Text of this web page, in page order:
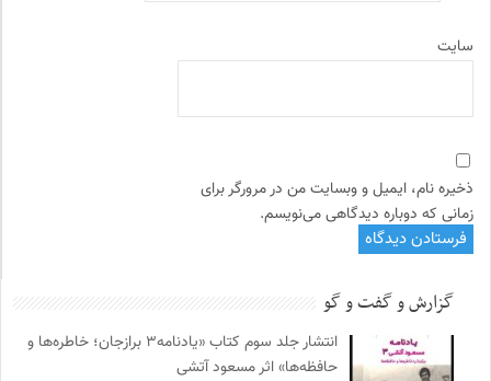
سایت
ذخیره نام، ایمیل و وبسایت من در مرورگر برای
زمانی که دوباره دیدگاهی می‌نویسم.
گزارش و گفت و گو
انتشار جلد سوم کتاب «یادنامه۳ برازجان؛ خاطره‌ها و
حافظه‌ها» اثر مسعود آتشی